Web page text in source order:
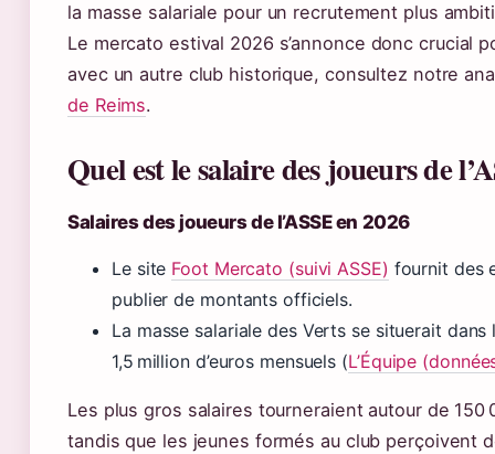
la masse salariale pour un recrutement plus
Le mercato estival 2026 s’annonce donc crucial
avec un autre club historique, consultez notre
de Reims.
Quel est le salaire des joueurs de
Salaires des joueurs de l’ASSE en 2026
Le site Foot Mercato (suivi ASSE) fournit des
publier de montants officiels.
La masse salariale des Verts se situerait
1,5 million d’euros mensuels (L’Équipe
Les plus gros salaires tourneraient autour de
tandis que les jeunes formés au club perçoivent